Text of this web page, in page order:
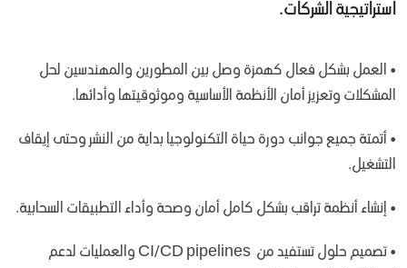
استراتيجية الشركات.
• العمل بشكل فعال كهمزة وصل بين المطورين والمهندسين لحل
المشكلات وتعزيز أمان الأنظمة الأساسية وموثوقيتها وأدائها.
• أتمتة جميع جوانب دورة حياة التكنولوجيا بداية من النشر وحتى إيقاف
التشغيل.
• إنشاء أنظمة تراقب بشكل كامل أمان وصحة وأداء التطبيقات السحابية.
• تصميم حلول تستفيد من CI/CD pipelines ‎ والعمليات لدعم